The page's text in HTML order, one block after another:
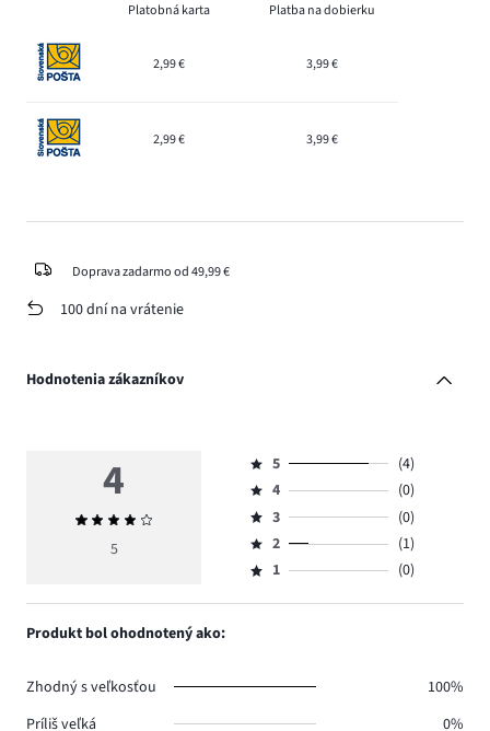
Platobná karta Platba na dobierku
2,99 € 3,99 €
2,99 € 3,99 €
Doprava zadarmo od 49,99 €
100 dní na vrátenie
Hodnotenia zákazníkov
4
Priemerné
hodnotenie
5
Hodnotenie
5,
počet
hlasov
4.
5
(4)
Hodnotenie
4,
počet
hlasov
4
(0)
Hodnotenie
3,
počet
3
(0)
Hodnotenie
2,
2
(1)
Hodnotenie
1,
1 (0)
Produkt bol ohodnotený ako:
Zhodný s veľkosťou
100%
Príliš veľká
0%